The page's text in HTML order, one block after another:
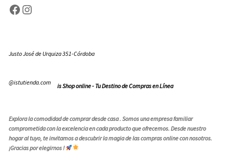
Facebook
Instagram
Justo José de Urquiza 351-Córdoba
@istutienda.com is Shop online - Tu Destino de Compras en Línea
Explora la comodidad de comprar desde casa . Somos una empresa familiar
comprometida con la excelencia en cada producto que ofrecemos. Desde nuestro
hogar al tuyo, te invitamos a descubrir la magia de las compras online con nosotros.
¡Gracias por elegirnos !